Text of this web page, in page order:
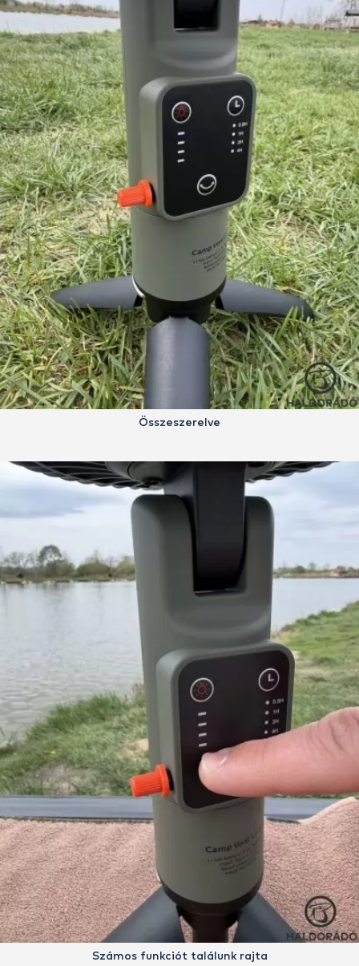
Összeszerelve
Számos funkciót találunk rajta